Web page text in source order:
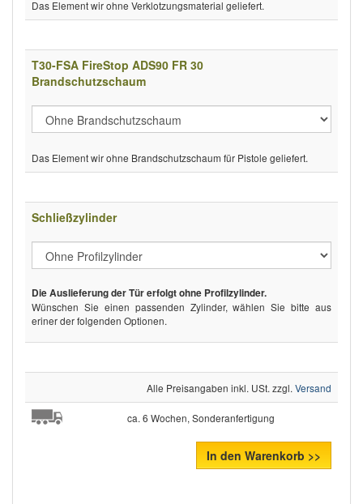
Das Element wir ohne Verklotzungsmaterial geliefert.
T30-FSA FireStop ADS90 FR 30
Brandschutzschaum
Das Element wir ohne Brandschutzschaum für Pistole geliefert.
Schließzylinder
Die Auslieferung der Tür erfolgt ohne Profilzylinder.
Wünschen Sie einen passenden Zylinder, wählen Sie bitte aus
eriner der folgenden Optionen.
Alle Preisangaben inkl. USt. zzgl. Versand
ca. 6 Wochen, Sonderanfertigung
In den Warenkorb >>